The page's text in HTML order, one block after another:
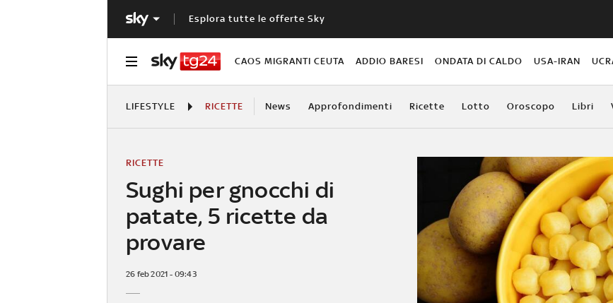
Esplora tutte le offerte Sky
CAOS MIGRANTI CEUTA ADDIO BARESI ONDATA DI CALDO USA-IRAN
LIFESTYLE RICETTE News Approfondimenti Ricette Lotto Oroscopo Libri
Sughi per gnocchi di
patate, 5 ricette da
provare
RICETTE
26 feb 2021 - 09:43